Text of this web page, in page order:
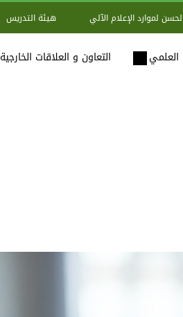
لموارد الإعلام الآلي هيئة التدريس
العلمي التعاون و العلاقات الخارجية